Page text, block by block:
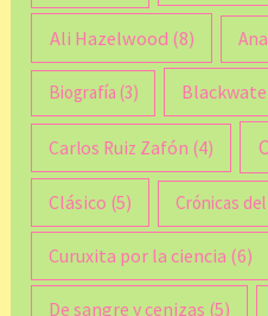
Ali Hazelwood (8)
Biografía (3)
Carlos Ruiz Zafón (4)
Clásico (5) Crónicas
Curuxita por la ciencia (6)
De sangre y cenizas (5)